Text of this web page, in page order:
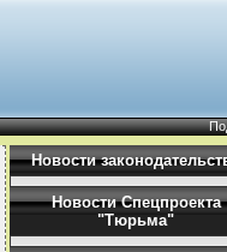
Новости
Новости Спецпроекта
"Тюрьма"